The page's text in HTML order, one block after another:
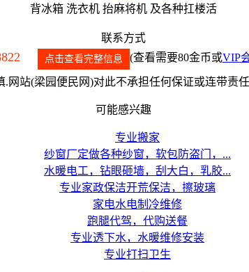
背冰箱 洗衣机 抬麻将机 及各种扛楼活
联系方式
点击查看完整信息 (查看需要80金币或VIP
网站(梁园便民网)对此不承担任何保证或连带责
可能感兴趣
专业搬家
纱窗厂定做各种纱窗，软包防盗门，...
水暖电工，钻眼砸墙，刮大白，乳胶...
专业家政保洁开荒保洁，擦玻璃
家电水电制冷维修
跑腿代驾，代购送餐
专业透下水，水暖维修安装
专业打扫卫生